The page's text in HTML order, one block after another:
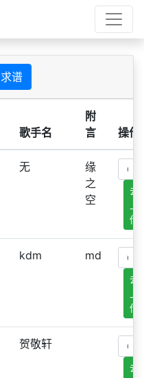
求谱
歌手名
附
言
操作
无
缘
之
空
去
传
kdm md
去
传
贺敬轩
去